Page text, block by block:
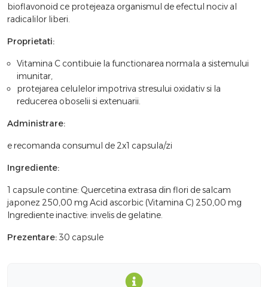
bioflavonoid ce protejeaza organismul de efectul nociv al
radicalilor liberi.
Proprietati:
Vitamina C contibuie la functionarea normala a sistemului
imunitar,
protejarea celulelor impotriva stresului oxidativ si la
reducerea oboselii si extenuarii.
Administrare:
e recomanda consumul de 2x1 capsula/zi
Ingrediente:
1 capsule contine: Quercetina extrasa din flori de salcam
japonez 250,00 mg Acid ascorbic (Vitamina C) 250,00 mg
Ingrediente inactive: invelis de gelatine.
Prezentare:30 capsule